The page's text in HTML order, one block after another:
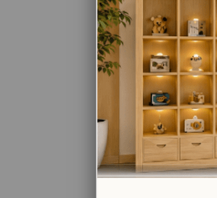
KATEGORİLER
Mobilya
Meslek ve İlgi Köşeleri
Ahşap Oyuncak
Eğitici Plastik Oyuncak